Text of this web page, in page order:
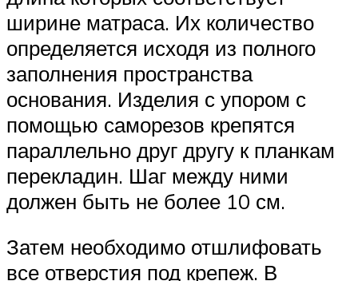
ширине матраса. Их количество
определяется исходя из полного
заполнения пространства
основания. Изделия с упором с
помощью саморезов крепятся
параллельно друг другу к планкам
перекладин. Шаг между ними
должен быть не более 10 см.
Затем необходимо отшлифовать
все отверстия под крепеж. В